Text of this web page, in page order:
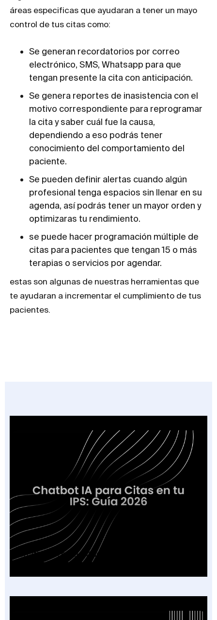
áreas especificas que ayudaran a tener un mayo
control de tus citas como:
Se generan recordatorios por correo
electrónico, SMS, Whatsapp para que
tengan presente la cita con anticipación.
Se genera reportes de inasistencia con el
motivo correspondiente para reprogramar
la cita y saber cuál fue la causa,
dependiendo a eso podrás tener
conocimiento del comportamiento del
paciente.
Se pueden definir alertas cuando algún
profesional tenga espacios sin llenar en su
agenda, así podrás tener un mayor orden y
optimizaras tu rendimiento.
se puede hacer programación múltiple de
citas para pacientes que tengan 15 o más
terapias o servicios por agendar.
estas son algunas de nuestras herramientas que
te ayudaran a incrementar el cumplimiento de tus
pacientes.
Chatbot IA para Citas en tu IPS: Guía 2026